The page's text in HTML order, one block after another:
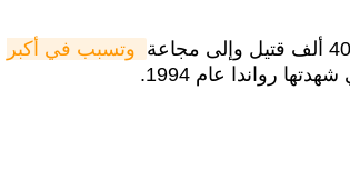
رواندا عام 1994.